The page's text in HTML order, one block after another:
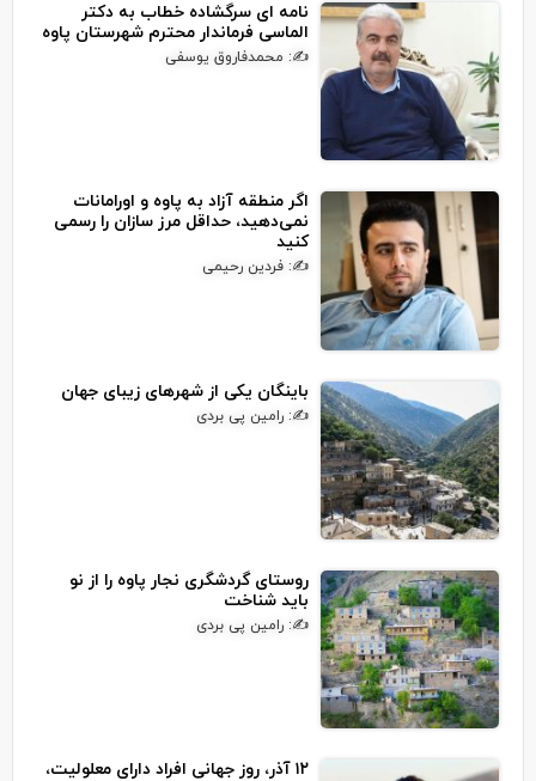
نامه ای سرگشاده خطاب به دکتر
الماسی فرماندار محترم شهرستان پاوه
✍: محمدفاروق یوسفی
اگر منطقه آزاد به پاوه و اورامانات
نمی‌دهید، حداقل مرز سازان را رسمی
کنید
✍: فردین رحیمی
باینگان یکی از شهرهای زیبای جهان
✍: رامین پی بردی
روستای گردشگری نجار پاوه را از نو
باید شناخت
✍: رامین پی بردی
۱۲ آذر، روز جهانی افراد دارای معلولیت،